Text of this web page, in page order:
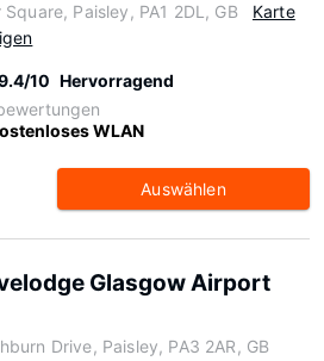
Square, Paisley, PA1 2DL, GB
Karte
10 Hervorragend
WLAN
Auswählen
Glasgow Airport
Drive, Paisley, PA3 2AR, GB